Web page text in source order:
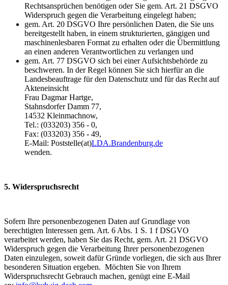
Rechtsansprüchen benötigen oder Sie gem. Art. 21 DSGVO
Widerspruch gegen die Verarbeitung eingelegt haben;
gem. Art. 20 DSGVO Ihre persönlichen Daten, die Sie uns
bereitgestellt haben, in einem strukturierten, gängigen und
maschinenlesbaren Format zu erhalten oder die Übermittlung
an einen anderen Verantwortlichen zu verlangen und
gem. Art. 77 DSGVO sich bei einer Aufsichtsbehörde zu
beschweren. In der Regel können Sie sich hierfür an die
Landesbeauftrage für den Datenschutz und für das Recht auf
Akteneinsicht
Frau Dagmar Hartge,
Stahnsdorfer Damm 77,
14532 Kleinmachnow,
Tel.: (033203) 356 - 0,
Fax: (033203) 356 - 49,
E-Mail: Poststelle(at)LDA.Brandenburg.de
wenden.
5. Widerspruchsrecht
Sofern Ihre personenbezogenen Daten auf Grundlage von
berechtigten Interessen gem. Art. 6 Abs. 1 S. 1 f DSGVO
verarbeitet werden, haben Sie das Recht, gem. Art. 21 DSGVO
Widerspruch gegen die Verarbeitung Ihrer personenbezogenen
Daten einzulegen, soweit dafür Gründe vorliegen, die sich aus Ihrer
besonderen Situation ergeben. Möchten Sie von Ihrem
Widerspruchsrecht Gebrauch machen, genügt eine E-Mail